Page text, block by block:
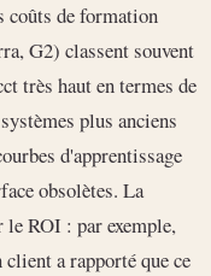
coûts de formation
G2) classent souvent
très haut en termes de
plus anciens
d'apprentissage
obsolètes. La
ROI : par exemple,
client a rapporté que ce